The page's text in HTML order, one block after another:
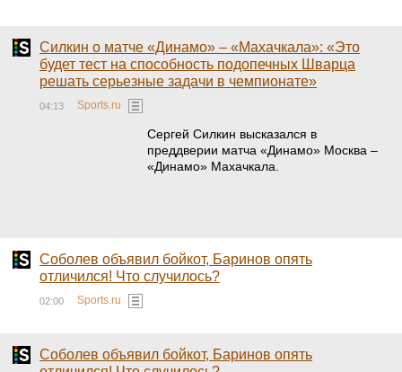
Силкин о матче «Динамо» – «Махачкала»: «Это
будет тест на способность подопечных Шварца
решать серьезные задачи в чемпионате»
04:13 Sports.ru
Сергей Силкин высказался в
преддверии матча «Динамо» Москва –
«Динамо» Махачкала.
Соболев объявил бойкот, Баринов опять
отличился! Что случилось?
02:00 Sports.ru
Соболев объявил бойкот, Баринов опять